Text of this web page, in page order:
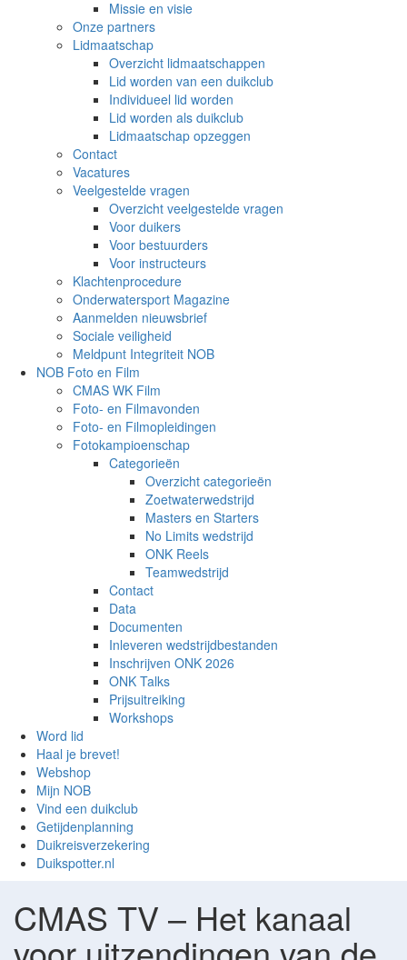
Missie en visie
Onze partners
Lidmaatschap
Overzicht lidmaatschappen
Lid worden van een duikclub
Individueel lid worden
Lid worden als duikclub
Lidmaatschap opzeggen
Contact
Vacatures
Veelgestelde vragen
Overzicht veelgestelde vragen
Voor duikers
Voor bestuurders
Voor instructeurs
Klachtenprocedure
Onderwatersport Magazine
Aanmelden nieuwsbrief
Sociale veiligheid
Meldpunt Integriteit NOB
NOB Foto en Film
CMAS WK Film
Foto- en Filmavonden
Foto- en Filmopleidingen
Fotokampioenschap
Categorieën
Overzicht categorieën
Zoetwaterwedstrijd
Masters en Starters
No Limits wedstrijd
ONK Reels
Teamwedstrijd
Contact
Data
Documenten
Inleveren wedstrijdbestanden
Inschrijven ONK 2026
ONK Talks
Prijsuitreiking
Workshops
Word lid
Haal je brevet!
Webshop
Mijn NOB
Vind een duikclub
Getijdenplanning
Duikreisverzekering
Duikspotter.nl
CMAS TV – Het kanaal